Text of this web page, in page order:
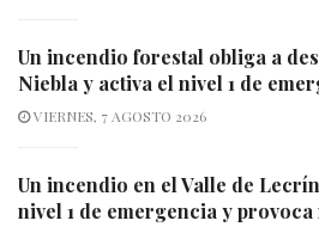
Un incendio forestal obliga a
Niebla y activa el nivel 1 de
VIERNES, 7 AGOSTO 2026
Un incendio en el Valle de
nivel 1 de emergencia y